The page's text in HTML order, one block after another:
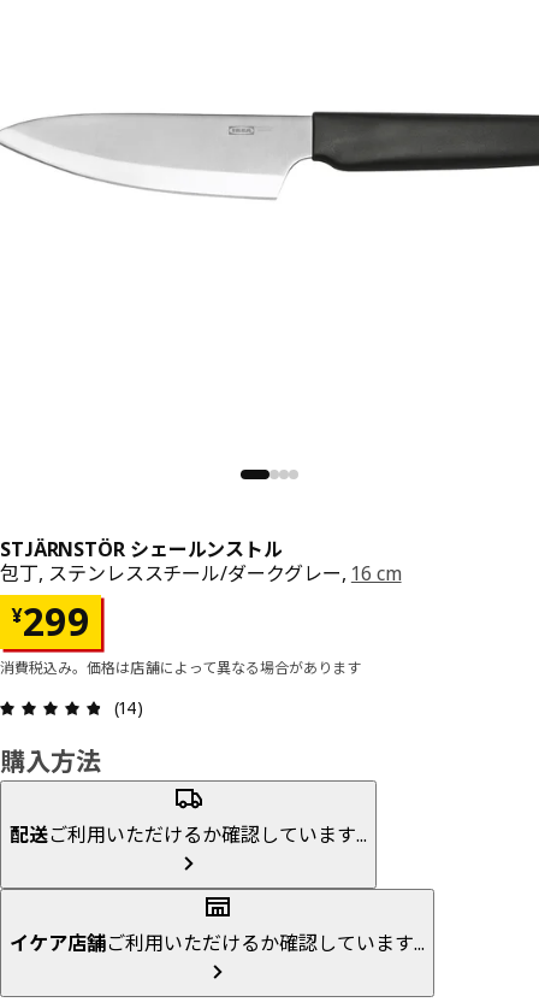
STJÄRNSTÖR シェールンストル
包丁, ステンレススチール/ダークグレー, 16 cm
¥299
価格 ¥ 299
消費税込み。価格は店舗によって異なる場合があります
(14)
購入方法
配送ご利用いただけるか確認しています...
イケア店舗ご利用いただけるか確認しています...